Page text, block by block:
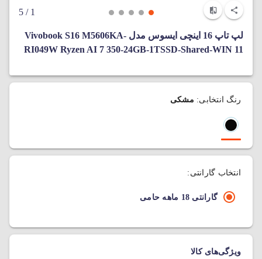
1
/ 5
لپ تاپ 16 اینچی ایسوس مدل Vivobook S16 M5606KA-
RI049W Ryzen AI 7 350-24GB-1TSSD-Shared-WIN 11
رنگ انتخابی: مشکی
انتخاب گارانتی:
گارانتی 18 ماهه حامی
ویژگی‌های کالا